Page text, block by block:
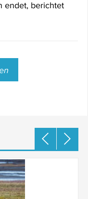
endet, berichtet